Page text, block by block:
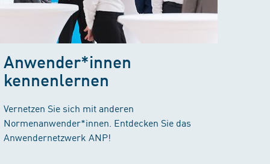
Anwender*innen
kennenlernen
Vernetzen Sie sich mit anderen
Normenanwender*innen. Entdecken Sie das
Anwendernetzwerk ANP!